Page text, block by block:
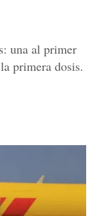
una al primer
primera dosis.